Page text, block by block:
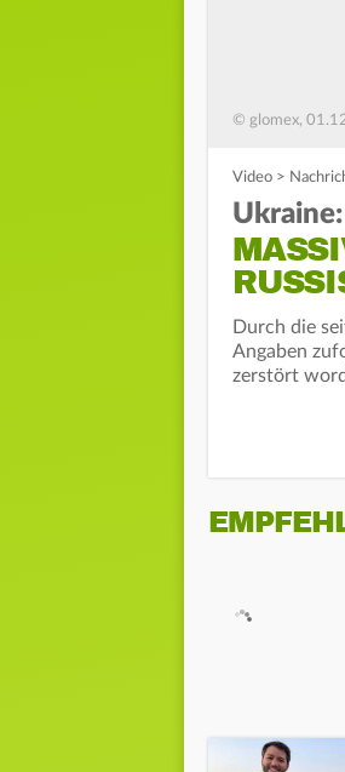
© glomex,
Video >
Ukraine:
Durch die
Angaben
zerstört